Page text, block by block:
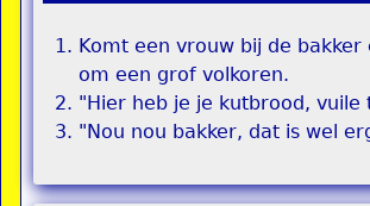
Komt een vrouw bij de bakker
om een grof volkoren.
"Hier heb je je kutbrood, vuile
"Nou nou bakker, dat is wel